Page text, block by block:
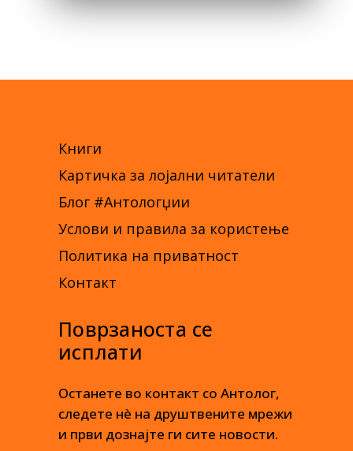
Книги
Картичка за лојални читатели
Блог #Антологџии
Услови и правила за користење
Политика на приватност
Контакт
Поврзаноста се
исплати
Останете во контакт со Антолог,
следете нè на друштвените мрежи
и први дознајте ги сите новости.